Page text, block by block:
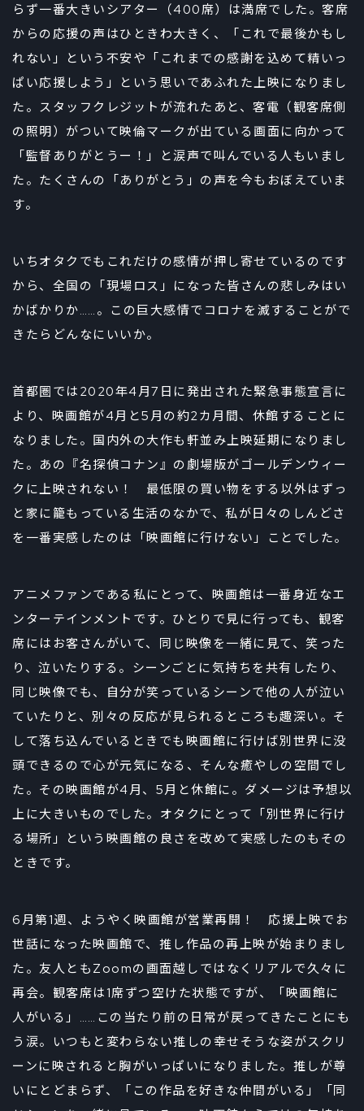
らず一番大きいシアター（400席）は満席でした。客席
からの応援の声はひときわ大きく、「これで最後かもし
れない」という不安や「これまでの感謝を込めて精いっ
ぱい応援しよう」という思いであふれた上映になりまし
た。スタッフクレジットが流れたあと、客電（観客席側
の照明）がついて映倫マークが出ている画面に向かって
「監督ありがとうー！」と涙声で叫んでいる人もいまし
た。たくさんの「ありがとう」の声を今もおぼえていま
す。
いちオタクでもこれだけの感情が押し寄せているのです
から、全国の「現場ロス」になった皆さんの悲しみはい
かばかりか……。この巨大感情でコロナを滅することがで
きたらどんなにいいか。
首都圏では2020年4月7日に発出された緊急事態宣言に
より、映画館が4月と5月の約2カ月間、休館することに
なりました。国内外の大作も軒並み上映延期になりまし
た。あの『名探偵コナン』の劇場版がゴールデンウィー
クに上映されない！ 最低限の買い物をする以外はずっ
と家に籠もっている生活のなかで、私が日々のしんどさ
を一番実感したのは「映画館に行けない」ことでした。
アニメファンである私にとって、映画館は一番身近なエ
ンターテインメントです。ひとりで見に行っても、観客
席にはお客さんがいて、同じ映像を一緒に見て、笑った
り、泣いたりする。シーンごとに気持ちを共有したり、
同じ映像でも、自分が笑っているシーンで他の人が泣い
ていたりと、別々の反応が見られるところも趣深い。そ
して落ち込んでいるときでも映画館に行けば別世界に没
頭できるので心が元気になる、そんな癒やしの空間でし
た。その映画館が4月、5月と休館に。ダメージは予想以
上に大きいものでした。オタクにとって「別世界に行け
る場所」という映画館の良さを改めて実感したのもその
ときです。
6月第1週、ようやく映画館が営業再開！ 応援上映でお
世話になった映画館で、推し作品の再上映が始まりまし
た。友人ともZoomの画面越しではなくリアルで久々に
再会。観客席は1席ずつ空けた状態ですが、「映画館に
人がいる」……この当たり前の日常が戻ってきたことにも
う涙。いつもと変わらない推しの幸せそうな姿がスクリ
ーンに映されると胸がいっぱいになりました。推しが尊
いにとどまらず、「この作品を好きな仲間がいる」「同